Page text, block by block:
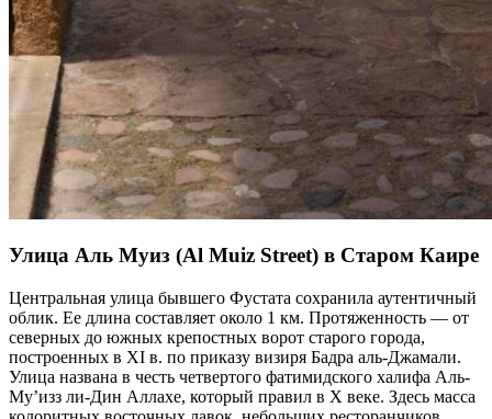
Улица Аль Муиз (Al Muiz Street) в Старом Каире
Центральная улица бывшего Фустата сохранила аутентичный
облик. Ее длина составляет около 1 км. Протяженность — от
северных до южных крепостных ворот старого города,
построенных в XI в. по приказу визиря Бадра аль-Джамали.
Улица названа в честь четвертого фатимидского халифа Аль-
Му’изз ли-Дин Аллахе, который правил в Х веке. Здесь масса